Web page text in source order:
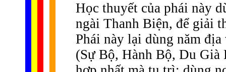
Học thuyết của phái này
ngài Thanh Biện, để giải
Phái này lại dùng năm
(Sự Bộ, Hành Bộ, Du